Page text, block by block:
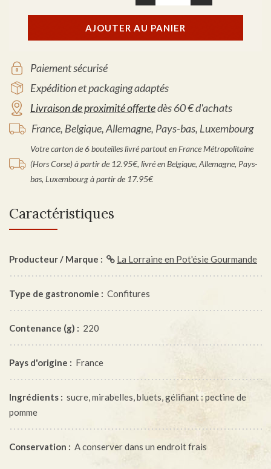
AJOUTER AU PANIER
Paiement sécurisé
Expédition et packaging adaptés
Livraison de proximité offertedès 60 € d'achats
France, Belgique, Allemagne, Pays-bas, Luxembourg
Votre carton de 6 bouteilles livré partout en France Métropolitaine
(Hors Corse) à partir de 12.95€, livré en Belgique, Allemagne, Pays-
bas, Luxembourg à partir de 17.95€
Caractéristiques
Producteur / Marque : La Lorraine en Pot'ésie Gourmande
Type de gastronomie : Confitures
Contenance (g) : 220
Pays d'origine : France
Ingrédients : sucre, mirabelles, bluets, gélifiant : pectine de
pomme
Conservation : A conserver dans un endroit frais